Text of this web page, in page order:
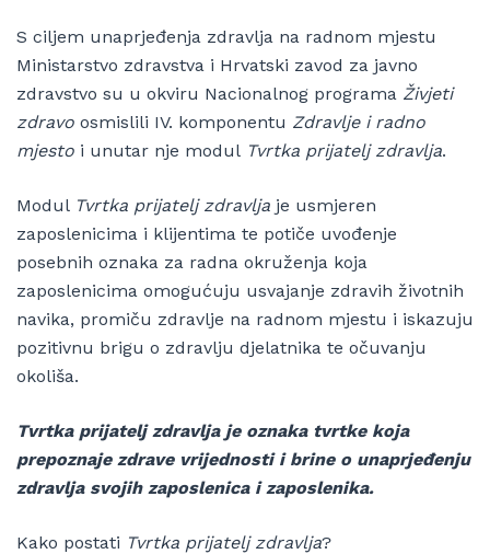
S ciljem unaprjeđenja zdravlja na radnom mjestu
Ministarstvo zdravstva i Hrvatski zavod za javno
zdravstvo su u okviru Nacionalnog programa Živjeti
zdravo osmislili IV. komponentu Zdravlje i radno
mjesto i unutar nje modul Tvrtka prijatelj zdravlja.
Modul Tvrtka prijatelj zdravlja je usmjeren
zaposlenicima i klijentima te potiče uvođenje
posebnih oznaka za radna okruženja koja
zaposlenicima omogućuju usvajanje zdravih životnih
navika, promiču zdravlje na radnom mjestu i iskazuju
pozitivnu brigu o zdravlju djelatnika te očuvanju
okoliša.
Tvrtka prijatelj zdravlja je oznaka tvrtke koja
prepoznaje zdrave vrijednosti i brine o unaprjeđenju
zdravlja svojih zaposlenica i zaposlenika.
Kako postati Tvrtka prijatelj zdravlja?